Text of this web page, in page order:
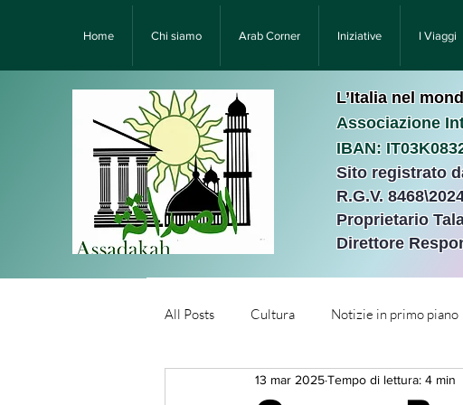
Home Chi siamo Arab Corner Iniziative I Viaggi
L’Italia nel
Associazione
IBAN:
Sito registrato
R.G.V.
Proprietario
Direttore
All Posts Cultura Notizie in primo piano
Նորություններ/Notizie Armene
13 mar 2025Tempo di lettura: 4 min